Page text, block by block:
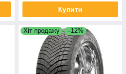
Купити
Хіт продажу –12%